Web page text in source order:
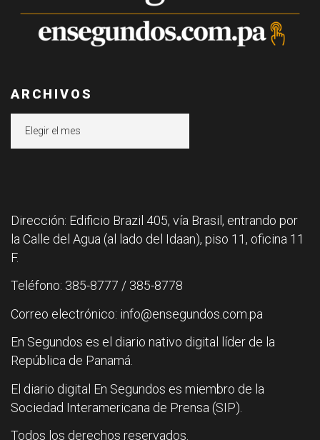
ARCHIVOS
Dirección: Edificio Brazil 405, vía Brasil, entrando por
la Calle del Agua (al lado del Idaan), piso 11, oficina 11
F.
Teléfono: 385-8777 / 385-8778
Correo electrónico: info@ensegundos.com.pa
En Segundos es el diario nativo digital líder de la
República de Panamá.
El diario digital En Segundos es miembro de la
Sociedad Interamericana de Prensa (SIP).
Todos los derechos reservados.